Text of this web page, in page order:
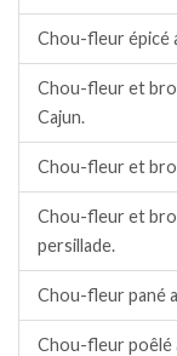
Chou-fleur épicé
Chou-fleur et
Cajun.
Chou-fleur et
Chou-fleur et
persillade.
Chou-fleur pané
Chou-fleur poêlé